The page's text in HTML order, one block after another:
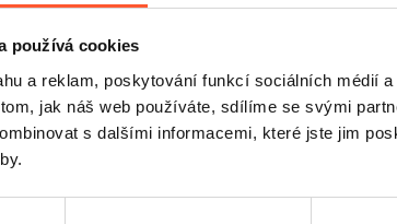
používá cookies
a reklam, poskytování funkcí sociálních médií
jak náš web používáte, sdílíme se svými
s dalšími informacemi, které jste jim